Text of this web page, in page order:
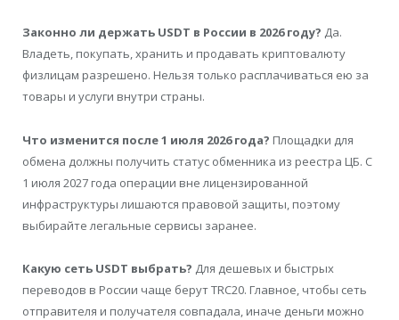
Законно ли держать USDT в России в 2026 году? Да.
Владеть, покупать, хранить и продавать криптовалюту
физлицам разрешено. Нельзя только расплачиваться ею за
товары и услуги внутри страны.
Что изменится после 1 июля 2026 года? Площадки для
обмена должны получить статус обменника из реестра ЦБ. С
1 июля 2027 года операции вне лицензированной
инфраструктуры лишаются правовой защиты, поэтому
выбирайте легальные сервисы заранее.
Какую сеть USDT выбрать? Для дешевых и быстрых
переводов в России чаще берут TRC20. Главное, чтобы сеть
отправителя и получателя совпадала, иначе деньги можно